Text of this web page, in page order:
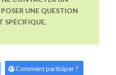
UNE QUESTION
SPÉCIFIQUE.
Comment participer ?